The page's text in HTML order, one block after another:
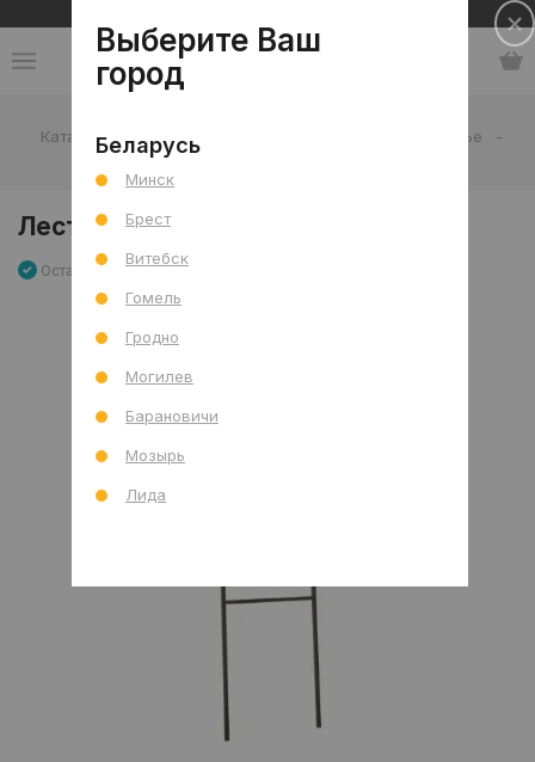
Каталог Подстолье
-
Лестница с полкой Лофт, черный
Лестница с полкой Лофт, черный
Остаток 0 шт Артикул: 0000021042
Выберите Ваш
город
Беларусь
Минск
Брест
Витебск
Гомель
Гродно
Могилев
Барановичи
Мозырь
Лида